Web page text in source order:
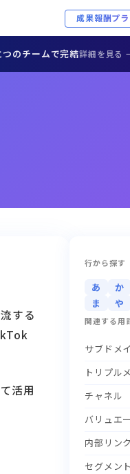
のチームで完結詳細を見る
成果報酬プ
する
活用
行から探す
あ か
ま
や
関連する用
サブドメ
トリプル
チャネル
バリュエ
内部リンク
セグメン